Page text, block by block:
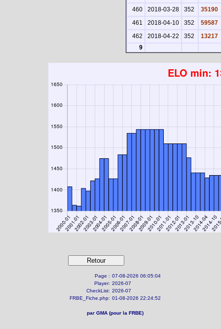
460
2018-03-28 352
35190
461
2018-04-10 352
59587
462
2018-04-22 352
13217
9
Page : 07-08-2026 06:05:04
Player: 2026-07
CheckList: 2026-07
FRBE_Fiche.php: 01-08-2026 22:24:52
par GMA (pour la FRBE)